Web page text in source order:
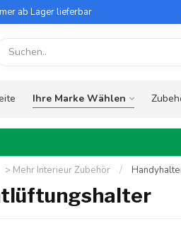
ab Lager lieferbar
Ihre Marke Wählen
> Mehr Interieur Zubehör /